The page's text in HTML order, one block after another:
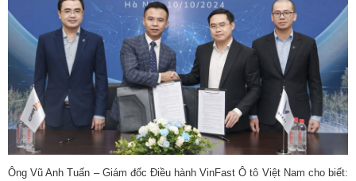
Ông Vũ Anh Tuấn – Giám đốc Điều hành VinFast Ô tô Việt Nam cho biết: